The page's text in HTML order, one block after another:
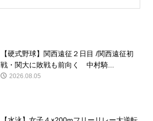
【硬式野球】関西遠征２日目 /関西遠征初
戦・関大に敗戦も前向く 中村騎...
2026.08.05